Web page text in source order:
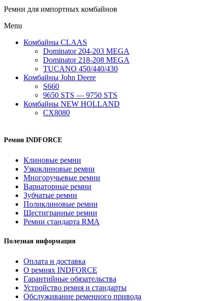
Ремни для импортных комбайнов
Menu
Комбайны CLAAS
Dominator 204-203 MEGA
Dominator 218-208 MEGA
TUCANO 450/440/430
Комбайны John Deere
S660
9650 STS — 9750 STS
Комбайны NEW HOLLAND
CX8080
Ремни INDFORCE
Клиновые ремни
Узкоклиновые ремни
Многоручьевые ремни
Вариаторные ремни
Зубчатые ремни
Поликлиновые ремни
Шестигранные ремни
Ремни стандарта RMA
Полезная информация
Оплата и доставка
О ремнях INDFORCE
Гарантийные обязательства
Устройство ремня и стандарты
Обслуживание ременного привода